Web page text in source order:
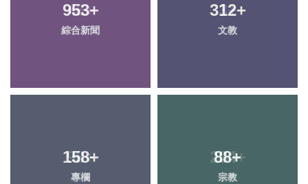
953+
綜合新聞
312+
文教
158+
專欄
88+
宗教
46+
科技新知
3+
大陸
98+
農業
284+
健康